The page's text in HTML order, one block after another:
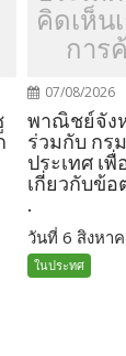
คิดเห็น
การ
07/08/2026
พาณิชย์จัง
ร่วมกับ กร
ประเทศ เ
เกี่ยวกับข้อ
.
วันที่ 6 สิงหาค
ในประทศ